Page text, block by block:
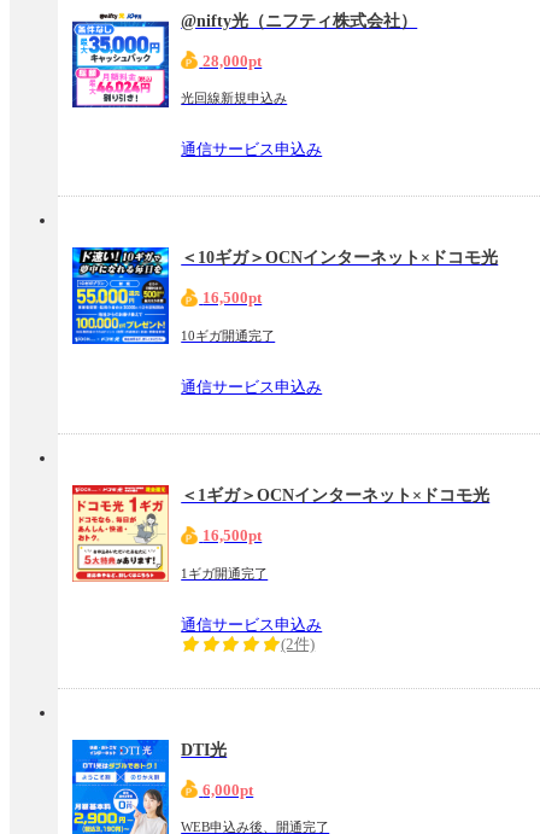
@nifty光（ニフティ株式会社）
28,000pt
光回線新規申込み
通信サービス申込み
＜10ギガ＞OCNインターネット×ドコモ光
16,500pt
10ギガ開通完了
通信サービス申込み
＜1ギガ＞OCNインターネット×ドコモ光
16,500pt
1ギガ開通完了
通信サービス申込み
(2件)
DTI光
6,000pt
WEB申込み後、開通完了